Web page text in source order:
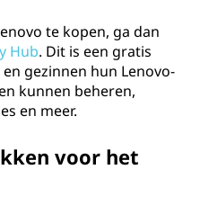
te kopen, ga dan
Hub. Dit is een gratis
gezinnen hun Lenovo-
kunnen beheren,
en meer.
voor het